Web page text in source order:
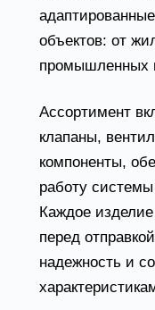
объектов: от
промышленных
Ассортимент
клапаны,
компоненты,
работу
Каждое изделие
перед
надежность и